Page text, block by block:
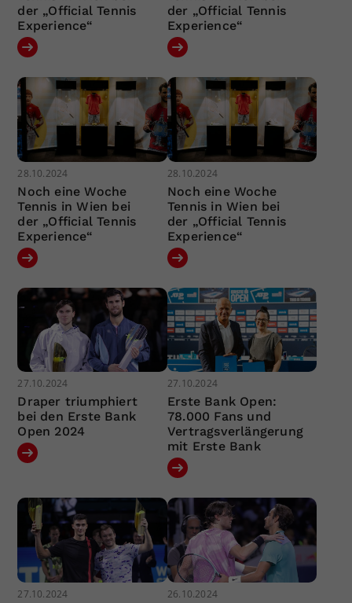
der „Official Tennis
Experience“
der „Official Tennis
Experience“
28.10.2024
Noch eine Woche
Tennis in Wien bei
der „Official Tennis
Experience“
28.10.2024
Noch eine Woche
Tennis in Wien bei
der „Official Tennis
Experience“
27.10.2024
Draper triumphiert
bei den Erste Bank
Open 2024
27.10.2024
Erste Bank Open:
78.000 Fans und
Vertragsverlängerung
mit Erste Bank
27.10.2024 26.10.2024